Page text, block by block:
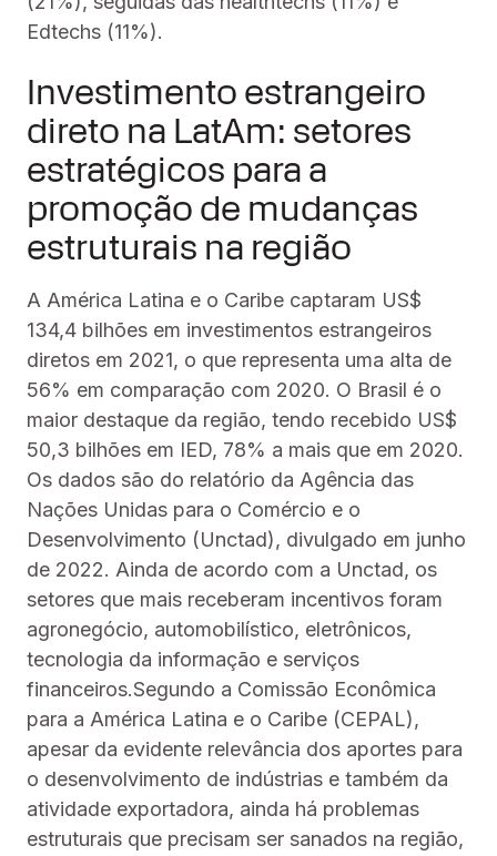
Edtechs (11%).
Investimento estrangeiro
direto na LatAm: setores
estratégicos para a
promoção de mudanças
estruturais na região
A América Latina e o Caribe captaram US$
134,4 bilhões em investimentos estrangeiros
diretos em 2021, o que representa uma alta de
56% em comparação com 2020. O Brasil é o
maior destaque da região, tendo recebido US$
50,3 bilhões em IED, 78% a mais que em 2020.
Os dados são do relatório da Agência das
Nações Unidas para o Comércio e o
Desenvolvimento (Unctad), divulgado em junho
de 2022. Ainda de acordo com a Unctad, os
setores que mais receberam incentivos foram
agronegócio, automobilístico, eletrônicos,
tecnologia da informação e serviços
financeiros.Segundo a Comissão Econômica
para a América Latina e o Caribe (CEPAL),
apesar da evidente relevância dos aportes para
o desenvolvimento de indústrias e também da
atividade exportadora, ainda há problemas
estruturais que precisam ser sanados na região,